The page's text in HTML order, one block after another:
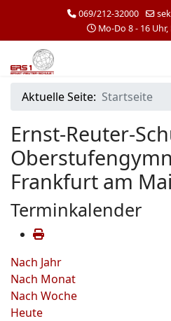
069/212-32000
Mo-Do 8 - 16
Aktuelle Seite: Startseite
Ernst-Reuter-
Frankfurt am
Terminkalender
Nach Jahr
Nach Monat
Nach Woche
Heute